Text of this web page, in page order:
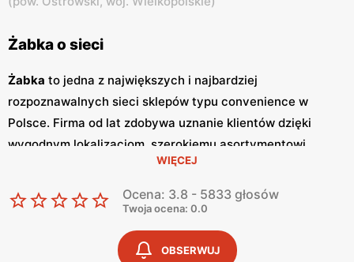
Żabka o sieci
Żabka to jedna z największych i najbardziej
rozpoznawalnych sieci sklepów typu convenience w
Polsce. Firma od lat zdobywa uznanie klientów dzięki
wygodnym lokalizacjom, szerokiemu asortymentowi
produktów oraz szybkim i wygodnym zakupom.
synonimem nowoczesnych rozwiązań handlowych,
dostosowanych do dynamicznego trybu życia
współczesnych konsumentów. Regularne wydawanie
gazetek promocyjnychjest istotnym elementem strategii
WIĘCEJ
Ocena: 3.8 - 5833 głosów
Twoja ocena: 0.0
OBSERWUJ